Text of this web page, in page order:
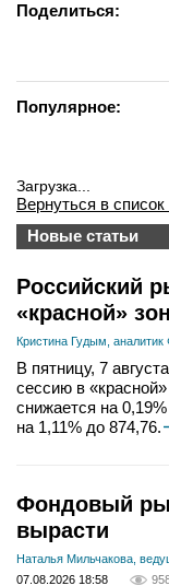
Поделиться:
Популярное:
Загрузка...
Вернуться в список
Новые статьи
Российский
«красной»
Кристина Гудым,
В пятницу, 7
сессию в
снижается на
на 1,11% до 874,76.
Фондовый
вырасти
Наталья Мильчакова,
07.08.2026 18:58